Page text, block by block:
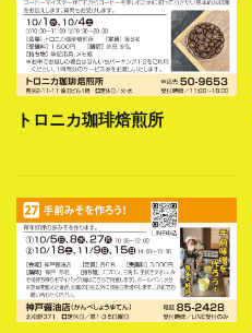
トロニカ珈琲焙煎所